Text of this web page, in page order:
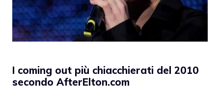
I coming out più chiacchierati del 2010
secondo AfterElton.com